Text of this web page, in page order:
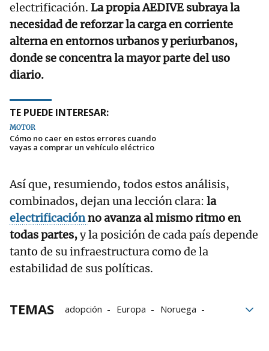
electrificación. La propia AEDIVE subraya la
necesidad de reforzar la carga en corriente
alterna en entornos urbanos y periurbanos,
donde se concentra la mayor parte del uso
diario.
TE PUEDE INTERESAR:
MOTOR
Cómo no caer en estos errores cuando
vayas a comprar un vehículo eléctrico
Así que, resumiendo, todos estos análisis,
combinados, dejan una lección clara: la
electrificaciónno avanza al mismo ritmo en
todas partes,y la posición de cada país depende
tanto de su infraestructura como de la
estabilidad de sus políticas.
TEMAS adopción Europa
Noruega